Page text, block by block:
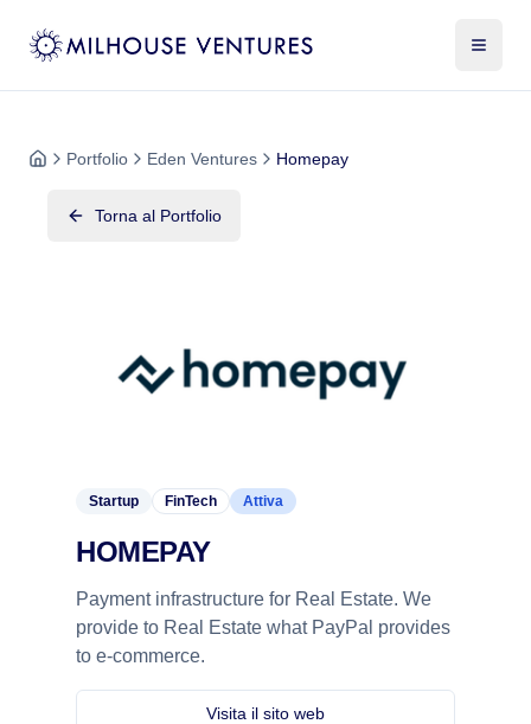
Portfolio Eden Ventures Homepay
Torna al Portfolio
Startup FinTech Attiva
HOMEPAY
Payment infrastructure for Real Estate. We
provide to Real Estate what PayPal provides
to e-commerce.
Visita il sito web